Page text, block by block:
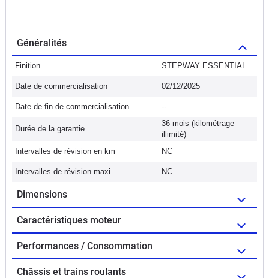
Généralités
Finition STEPWAY ESSENTIAL
Date de commercialisation 02/12/2025
Date de fin de commercialisation --
Durée de la garantie
36 mois (kilométrage
illimité)
Intervalles de révision en km
NC
Intervalles de révision maxi NC
Dimensions
Caractéristiques moteur
Performances / Consommation
Châssis et trains roulants